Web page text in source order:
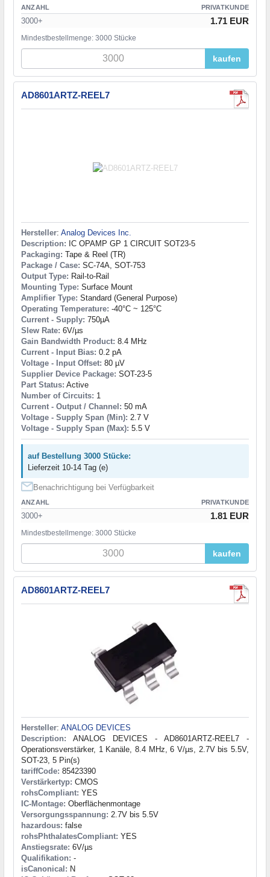
ANZAHL PRIVATKUNDE
3000+ 1.71 EUR
Mindestbestellmenge: 3000 Stücke
kaufen
AD8601ARTZ-REEL7
Hersteller: Analog Devices Inc.
Description: IC OPAMP GP 1 CIRCUIT SOT23-5
Packaging: Tape & Reel (TR)
Package / Case: SC-74A, SOT-753
Output Type: Rail-to-Rail
Mounting Type: Surface Mount
Amplifier Type: Standard (General Purpose)
Operating Temperature: -40°C ~ 125°C
Current - Supply: 750µA
Slew Rate: 6V/µs
Gain Bandwidth Product: 8.4 MHz
Current - Input Bias: 0.2 pA
Voltage - Input Offset: 80 µV
Supplier Device Package: SOT-23-5
Part Status: Active
Number of Circuits: 1
Current - Output / Channel: 50 mA
Voltage - Supply Span (Min): 2.7 V
Voltage - Supply Span (Max): 5.5 V
auf Bestellung 3000 Stücke:
Lieferzeit 10-14 Tag (e)
Benachrichtigung bei Verfügbarkeit
ANZAHL PRIVATKUNDE
3000+ 1.81 EUR
Mindestbestellmenge: 3000 Stücke
kaufen
AD8601ARTZ-REEL7
Hersteller: ANALOG DEVICES
Description: ANALOG DEVICES - AD8601ARTZ-REEL7 -
Operationsverstärker, 1 Kanäle, 8.4 MHz, 6 V/µs, 2.7V bis 5.5V,
SOT-23, 5 Pin(s)
tariffCode: 85423390
Verstärkertyp: CMOS
rohsCompliant: YES
IC-Montage: Oberflächenmontage
Versorgungsspannung: 2.7V bis 5.5V
hazardous: false
rohsPhthalatesCompliant: YES
Anstiegsrate: 6V/µs
Qualifikation: -
isCanonical: N